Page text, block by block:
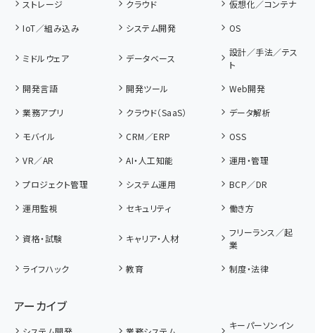
ストレージ
クラウド
仮想化／コンテナ
IoT／組み込み
システム開発 OS
ミドルウェア データベース
設計／手法／テス
ト
開発言語
開発ツール
Web開発
業務アプリ
クラウド（SaaS）
データ解析
モバイル
CRM／ERP
OSS
VR／AR
AI・人工知能
運用・管理
プロジェクト管理
システム運用
BCP／DR
運用監視
セキュリティ 働き方
資格・試験 キャリア・人材
フリーランス／起
業
ライフハック
教育 制度・法律
アーカイブ
キーパーソンイン